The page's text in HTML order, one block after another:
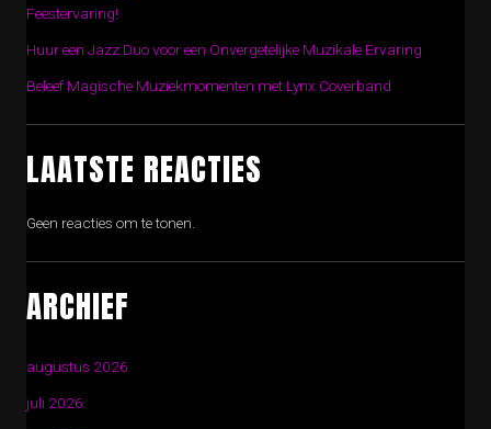
Feestervaring!
Huur een Jazz Duo voor een Onvergetelijke Muzikale Ervaring
Beleef Magische Muziekmomenten met Lynx Coverband
LAATSTE REACTIES
Geen reacties om te tonen.
ARCHIEF
augustus 2026
juli 2026